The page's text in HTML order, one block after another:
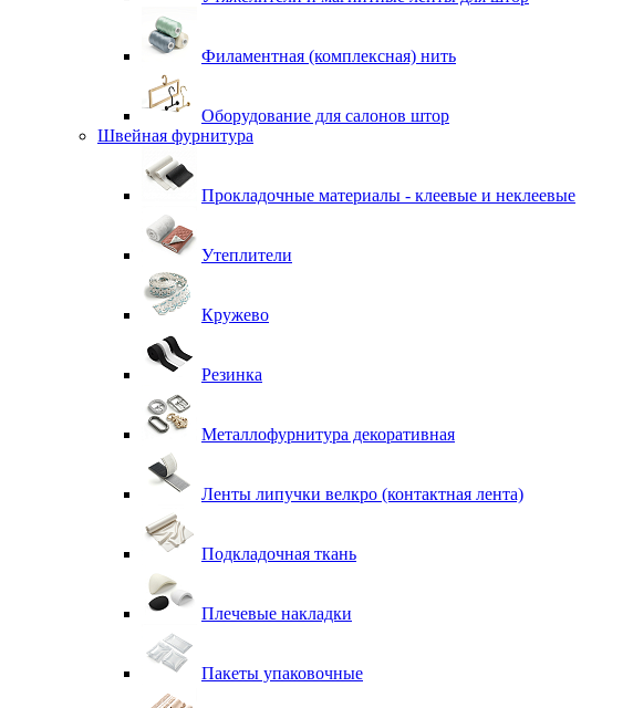
Филаментная (комплексная) нить
Оборудование для салонов штор
Швейная фурнитура
Прокладочные материалы - клеевые и неклеевые
Утеплители
Кружево
Резинка
Металлофурнитура декоративная
Ленты липучки велкро (контактная лента)
Подкладочная ткань
Плечевые накладки
Пакеты упаковочные